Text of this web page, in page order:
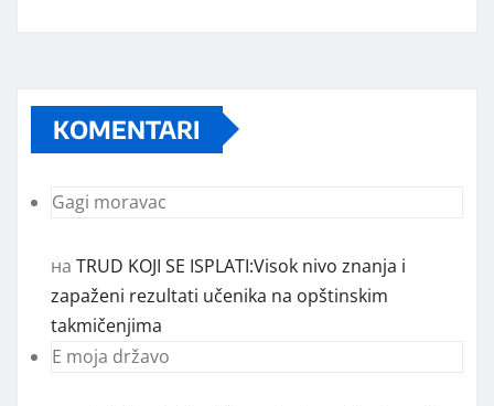
KOMENTARI
Gagi moravac
на TRUD KOJI SE ISPLATI:Visok nivo znanja i
zapaženi rezultati učenika na opštinskim
takmičenjima
E moja državo